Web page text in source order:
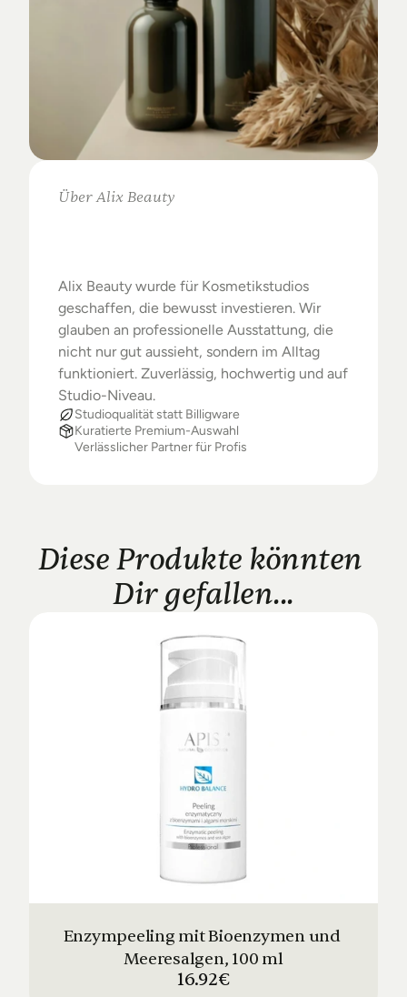
Über Alix Beauty
Alix Beauty wurde für Kosmetikstudios
geschaffen, die bewusst investieren. Wir
glauben an professionelle Ausstattung, die
nicht nur gut aussieht, sondern im Alltag
funktioniert. Zuverlässig, hochwertig und auf
Studio-Niveau.
Studioqualität statt Billigware
Kuratierte Premium-Auswahl
Verlässlicher Partner für Profis
Diese Produkte könnten
Dir gefallen...
Enzympeeling mit Bioenzymen und
Meeresalgen, 100 ml
16.92€